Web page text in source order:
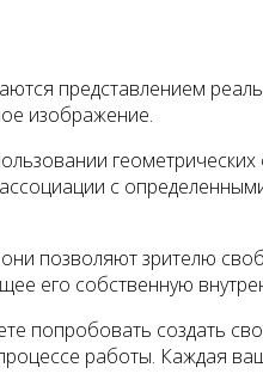
представлением
изображение.
с
позволяют зрителю
его собственную
попробовать создать
работы. Каждая